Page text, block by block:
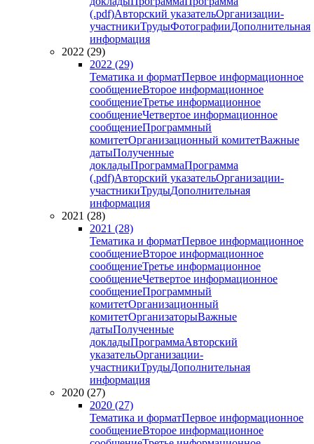
(.pdf)Авторский указательОрганизации-
участникиТрудыФотографииДополнительная
информация
2022 (29)
2022 (29)
Тематика и форматПервое информационное
сообщениеВторое информационное
сообщениеТретье информационное
сообщениеЧетвертое информационное
сообщениеПрограммный
комитетОрганизационный комитетВажные
датыПолученные
докладыПрограммаПрограмма
(.pdf)Авторский указательОрганизации-
участникиТрудыДополнительная
информация
2021 (28)
2021 (28)
Тематика и форматПервое информационное
сообщениеВторое информационное
сообщениеТретье информационное
сообщениеЧетвертое информационное
сообщениеПрограммный
комитетОрганизационный
комитетОрганизаторыВажные
датыПолученные
докладыПрограммаАвторский
указательОрганизации-
участникиТрудыДополнительная
информация
2020 (27)
2020 (27)
Тематика и форматПервое информационное
сообщениеВторое информационное